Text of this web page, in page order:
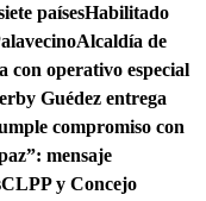
paísesHabilitado
Alcaldía de
operativo especial
Guédez entrega
compromiso con
mensaje
CLPP y Concejo